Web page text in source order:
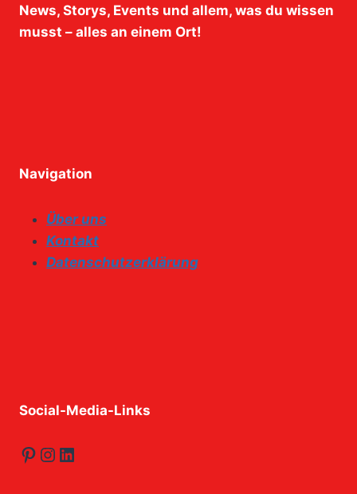
News, Storys, Events und allem, was du wissen
musst – alles an einem Ort!
Navigation
Über uns
Kontakt
Datenschutzerklärung
Social-Media-Links
Pinterest
Instagram
LinkedIn